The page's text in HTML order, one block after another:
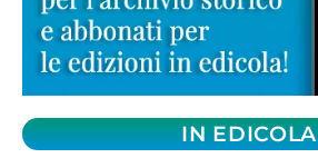
IN EDICOLA